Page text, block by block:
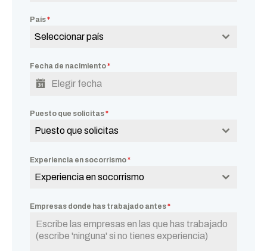
País*
Seleccionar país
Fecha de nacimiento*
Puesto que solicitas*
Puesto que solicitas
Experiencia en socorrismo*
Experiencia en socorrismo
Empresas donde has trabajado antes*